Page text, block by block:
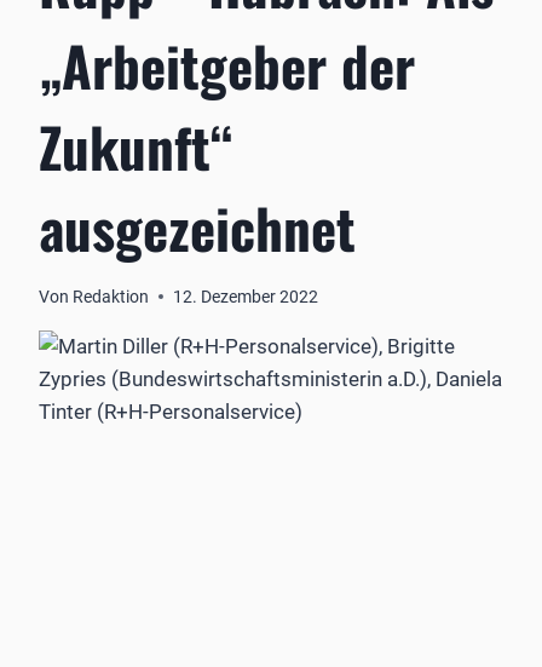
„Arbeitgeber der
Zukunft“
ausgezeichnet
Von Redaktion 12. Dezember 2022